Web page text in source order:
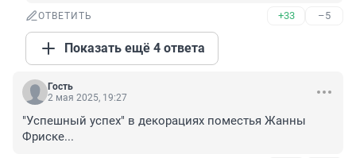
ОТВЕТИТЬ +33 –5
Показать ещё 4 ответа
Гость
2 мая 2025, 19:27
"Успешный успех" в декорациях поместья Жанны
Фриске...